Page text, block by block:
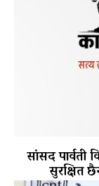
सांसद
सुरक्षित